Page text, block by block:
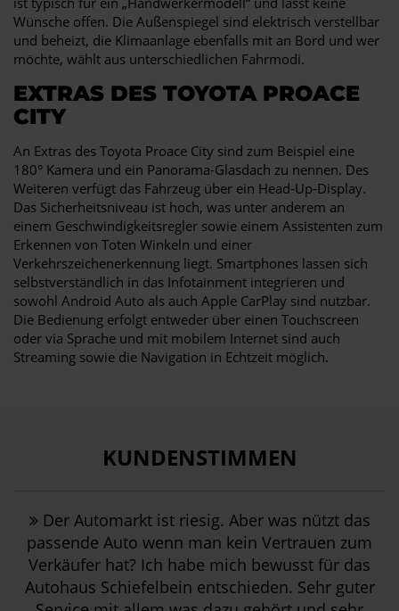
Wünsche offen. Die Außenspiegel sind elektrisch verstellbar
und beheizt, die Klimaanlage ebenfalls mit an Bord und wer
möchte, wählt aus unterschiedlichen Fahrmodi.
EXTRAS DES TOYOTA PROACE
CITY
An Extras des Toyota Proace City sind zum Beispiel eine
180° Kamera und ein Panorama-Glasdach zu nennen. Des
Weiteren verfügt das Fahrzeug über ein Head-Up-Display.
Das Sicherheitsniveau ist hoch, was unter anderem an
einem Geschwindigkeitsregler sowie einem Assistenten zum
Erkennen von Toten Winkeln und einer
Verkehrszeichenerkennung liegt. Smartphones lassen sich
selbstverständlich in das Infotainment integrieren und
sowohl Android Auto als auch Apple CarPlay sind nutzbar.
Die Bedienung erfolgt entweder über einen Touchscreen
oder via Sprache und mit mobilem Internet sind auch
Streaming sowie die Navigation in Echtzeit möglich.
KUNDENSTIMMEN
Der Automarkt ist riesig. Aber was nützt das
passende Auto wenn man kein Vertrauen zum
Verkäufer hat? Ich habe mich bewusst für das
Autohaus Schiefelbein entschieden. Sehr guter